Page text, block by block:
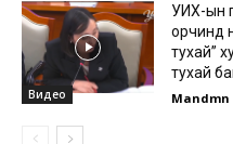
Видео
УИХ-ын
орчинд
тухай”
тухай
Mandmn